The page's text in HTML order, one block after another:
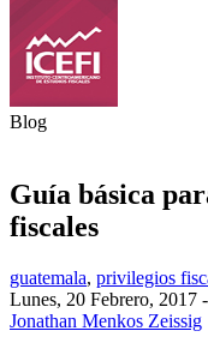
Blog
Guía básica
fiscales
guatemala, privilegios
Lunes, 20 Febrero, 2017
Jonathan Menkos Zeissig